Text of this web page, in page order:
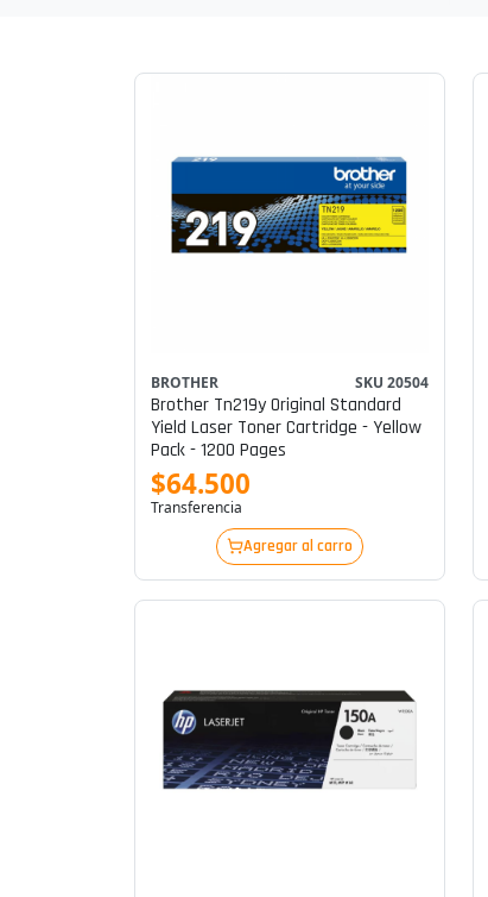
BROTHER SKU 20504
Brother Tn219y Original Standard
Yield Laser Toner Cartridge - Yellow
Pack - 1200 Pages
$64.500
Transferencia
Agregar al carro